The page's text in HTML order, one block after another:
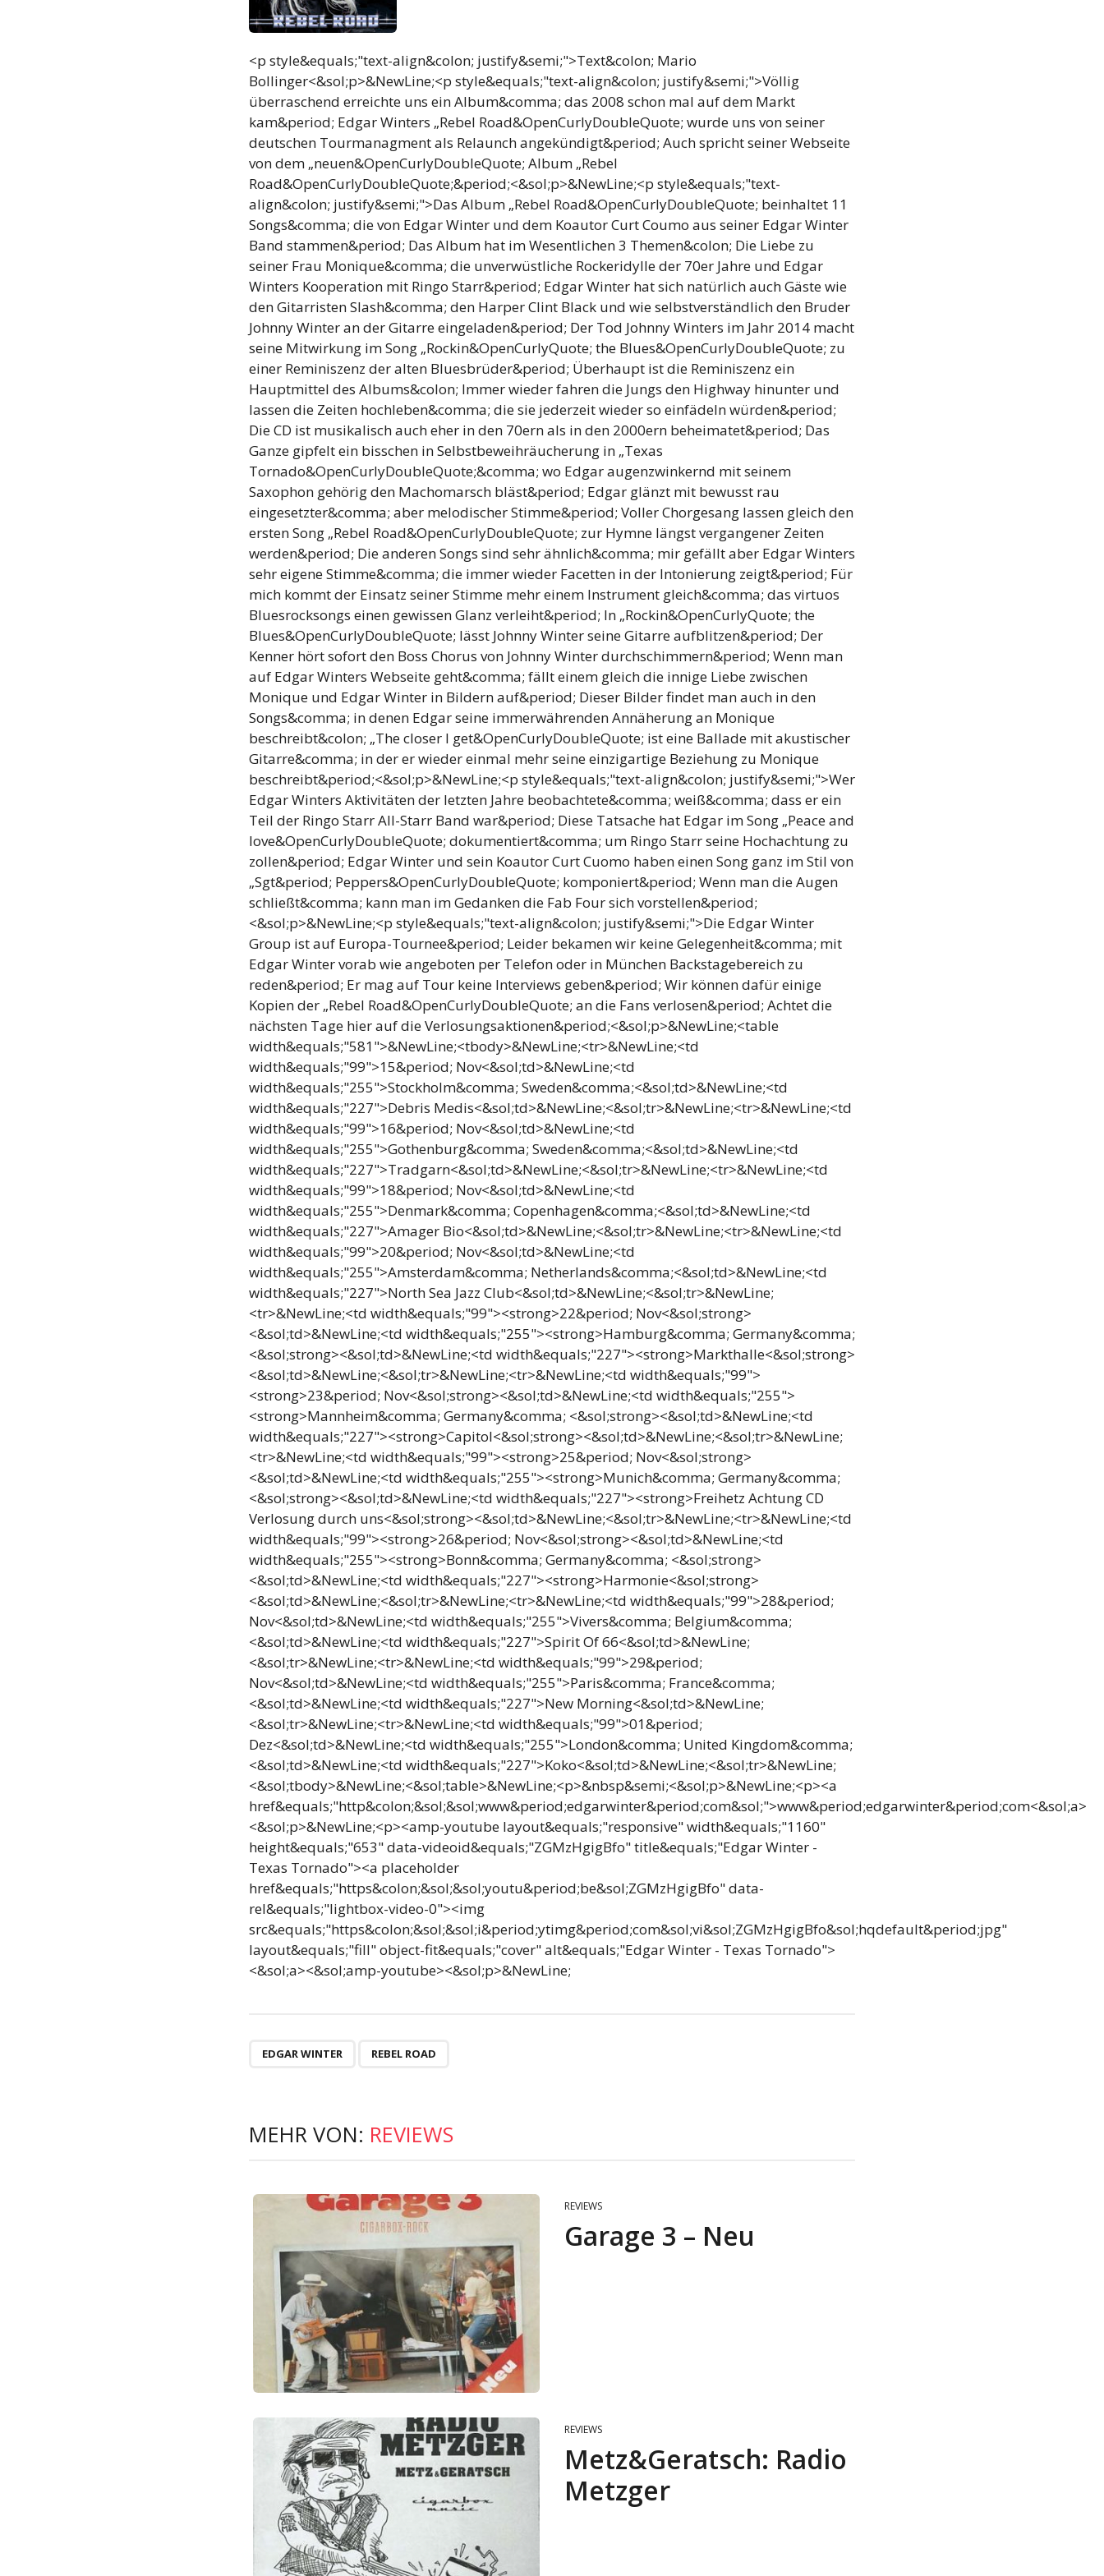
<p style&equals;"text-align&colon; justify&semi;">Text&colon; Mario
Bollinger<&sol;p>&NewLine;<p style&equals;"text-align&colon; justify&semi;">Völlig
überraschend erreichte uns ein Album&comma; das 2008 schon mal auf dem Markt
kam&period; Edgar Winters „Rebel Road&OpenCurlyDoubleQuote; wurde uns von seiner
deutschen Tourmanagment als Relaunch angekündigt&period; Auch spricht seiner Webseite
von dem „neuen&OpenCurlyDoubleQuote; Album „Rebel
Road&OpenCurlyDoubleQuote;&period;<&sol;p>&NewLine;<p style&equals;"text-
align&colon; justify&semi;">Das Album „Rebel Road&OpenCurlyDoubleQuote; beinhaltet 11
Songs&comma; die von Edgar Winter und dem Koautor Curt Coumo aus seiner Edgar Winter
Band stammen&period; Das Album hat im Wesentlichen 3 Themen&colon; Die Liebe zu
seiner Frau Monique&comma; die unverwüstliche Rockeridylle der 70er Jahre und Edgar
Winters Kooperation mit Ringo Starr&period; Edgar Winter hat sich natürlich auch Gäste wie
den Gitarristen Slash&comma; den Harper Clint Black und wie selbstverständlich den Bruder
Johnny Winter an der Gitarre eingeladen&period; Der Tod Johnny Winters im Jahr 2014 macht
seine Mitwirkung im Song „Rockin&OpenCurlyQuote; the Blues&OpenCurlyDoubleQuote; zu
einer Reminiszenz der alten Bluesbrüder&period; Überhaupt ist die Reminiszenz ein
Hauptmittel des Albums&colon; Immer wieder fahren die Jungs den Highway hinunter und
lassen die Zeiten hochleben&comma; die sie jederzeit wieder so einfädeln würden&period;
Die CD ist musikalisch auch eher in den 70ern als in den 2000ern beheimatet&period; Das
Ganze gipfelt ein bisschen in Selbstbeweihräucherung in „Texas
Tornado&OpenCurlyDoubleQuote;&comma; wo Edgar augenzwinkernd mit seinem
Saxophon gehörig den Machomarsch bläst&period; Edgar glänzt mit bewusst rau
eingesetzter&comma; aber melodischer Stimme&period; Voller Chorgesang lassen gleich den
ersten Song „Rebel Road&OpenCurlyDoubleQuote; zur Hymne längst vergangener Zeiten
werden&period; Die anderen Songs sind sehr ähnlich&comma; mir gefällt aber Edgar Winters
sehr eigene Stimme&comma; die immer wieder Facetten in der Intonierung zeigt&period; Für
mich kommt der Einsatz seiner Stimme mehr einem Instrument gleich&comma; das virtuos
Bluesrocksongs einen gewissen Glanz verleiht&period; In „Rockin&OpenCurlyQuote; the
Blues&OpenCurlyDoubleQuote; lässt Johnny Winter seine Gitarre aufblitzen&period; Der
Kenner hört sofort den Boss Chorus von Johnny Winter durchschimmern&period; Wenn man
auf Edgar Winters Webseite geht&comma; fällt einem gleich die innige Liebe zwischen
Monique und Edgar Winter in Bildern auf&period; Dieser Bilder findet man auch in den
Songs&comma; in denen Edgar seine immerwährenden Annäherung an Monique
beschreibt&colon; „The closer I get&OpenCurlyDoubleQuote; ist eine Ballade mit akustischer
Gitarre&comma; in der er wieder einmal mehr seine einzigartige Beziehung zu Monique
beschreibt&period;<&sol;p>&NewLine;<p style&equals;"text-align&colon; justify&semi;">Wer
Edgar Winters Aktivitäten der letzten Jahre beobachtete&comma; weiß&comma; dass er ein
Teil der Ringo Starr All-Starr Band war&period; Diese Tatsache hat Edgar im Song „Peace and
love&OpenCurlyDoubleQuote; dokumentiert&comma; um Ringo Starr seine Hochachtung zu
zollen&period; Edgar Winter und sein Koautor Curt Cuomo haben einen Song ganz im Stil von
„Sgt&period; Peppers&OpenCurlyDoubleQuote; komponiert&period; Wenn man die Augen
schließt&comma; kann man im Gedanken die Fab Four sich vorstellen&period;
<&sol;p>&NewLine;<p style&equals;"text-align&colon; justify&semi;">Die Edgar Winter
Group ist auf Europa-Tournee&period; Leider bekamen wir keine Gelegenheit&comma; mit
Edgar Winter vorab wie angeboten per Telefon oder in München Backstagebereich zu
reden&period; Er mag auf Tour keine Interviews geben&period; Wir können dafür einige
Kopien der „Rebel Road&OpenCurlyDoubleQuote; an die Fans verlosen&period; Achtet die
nächsten Tage hier auf die Verlosungsaktionen&period;<&sol;p>&NewLine;<table
width&equals;"581">&NewLine;<tbody>&NewLine;<tr>&NewLine;<td
width&equals;"99">15&period; Nov<&sol;td>&NewLine;<td
width&equals;"255">Stockholm&comma; Sweden&comma;<&sol;td>&NewLine;<td
width&equals;"227">Debris Medis<&sol;td>&NewLine;<&sol;tr>&NewLine;<tr>&NewLine;<td
width&equals;"99">16&period; Nov<&sol;td>&NewLine;<td
width&equals;"255">Gothenburg&comma; Sweden&comma;<&sol;td>&NewLine;<td
width&equals;"227">Tradgarn<&sol;td>&NewLine;<&sol;tr>&NewLine;<tr>&NewLine;<td
width&equals;"99">18&period; Nov<&sol;td>&NewLine;<td
width&equals;"255">Denmark&comma; Copenhagen&comma;<&sol;td>&NewLine;<td
width&equals;"227">Amager Bio<&sol;td>&NewLine;<&sol;tr>&NewLine;<tr>&NewLine;<td
width&equals;"99">20&period; Nov<&sol;td>&NewLine;<td
width&equals;"255">Amsterdam&comma; Netherlands&comma;<&sol;td>&NewLine;<td
width&equals;"227">North Sea Jazz Club<&sol;td>&NewLine;<&sol;tr>&NewLine;
<tr>&NewLine;<td width&equals;"99"><strong>22&period; Nov<&sol;strong>
<&sol;td>&NewLine;<td width&equals;"255"><strong>Hamburg&comma; Germany&comma;
<&sol;strong><&sol;td>&NewLine;<td width&equals;"227"><strong>Markthalle<&sol;strong>
<&sol;td>&NewLine;<&sol;tr>&NewLine;<tr>&NewLine;<td width&equals;"99">
<strong>23&period; Nov<&sol;strong><&sol;td>&NewLine;<td width&equals;"255">
<strong>Mannheim&comma; Germany&comma; <&sol;strong><&sol;td>&NewLine;<td
width&equals;"227"><strong>Capitol<&sol;strong><&sol;td>&NewLine;<&sol;tr>&NewLine;
<tr>&NewLine;<td width&equals;"99"><strong>25&period; Nov<&sol;strong>
<&sol;td>&NewLine;<td width&equals;"255"><strong>Munich&comma; Germany&comma;
<&sol;strong><&sol;td>&NewLine;<td width&equals;"227"><strong>Freihetz Achtung CD
Verlosung durch uns<&sol;strong><&sol;td>&NewLine;<&sol;tr>&NewLine;<tr>&NewLine;<td
width&equals;"99"><strong>26&period; Nov<&sol;strong><&sol;td>&NewLine;<td
width&equals;"255"><strong>Bonn&comma; Germany&comma; <&sol;strong>
<&sol;td>&NewLine;<td width&equals;"227"><strong>Harmonie<&sol;strong>
<&sol;td>&NewLine;<&sol;tr>&NewLine;<tr>&NewLine;<td width&equals;"99">28&period;
Nov<&sol;td>&NewLine;<td width&equals;"255">Vivers&comma; Belgium&comma;
<&sol;td>&NewLine;<td width&equals;"227">Spirit Of 66<&sol;td>&NewLine;
<&sol;tr>&NewLine;<tr>&NewLine;<td width&equals;"99">29&period;
Nov<&sol;td>&NewLine;<td width&equals;"255">Paris&comma; France&comma;
<&sol;td>&NewLine;<td width&equals;"227">New Morning<&sol;td>&NewLine;
<&sol;tr>&NewLine;<tr>&NewLine;<td width&equals;"99">01&period;
Dez<&sol;td>&NewLine;<td width&equals;"255">London&comma; United Kingdom&comma;
<&sol;td>&NewLine;<td width&equals;"227">Koko<&sol;td>&NewLine;<&sol;tr>&NewLine;
<&sol;tbody>&NewLine;<&sol;table>&NewLine;<p>&nbsp&semi;<&sol;p>&NewLine;<p><a
href&equals;"http&colon;&sol;&sol;www&period;edgarwinter&period;com&sol;">www&period;edgarwinter&period;com<&sol;a>
<&sol;p>&NewLine;<p><amp-youtube layout&equals;"responsive" width&equals;"1160"
height&equals;"653" data-videoid&equals;"ZGMzHgigBfo" title&equals;"Edgar Winter -
Texas Tornado"><a placeholder
href&equals;"https&colon;&sol;&sol;youtu&period;be&sol;ZGMzHgigBfo" data-
rel&equals;"lightbox-video-0"><img
src&equals;"https&colon;&sol;&sol;i&period;ytimg&period;com&sol;vi&sol;ZGMzHgigBfo&sol;hqdefault&period;jpg"
layout&equals;"fill" object-fit&equals;"cover" alt&equals;"Edgar Winter - Texas Tornado">
<&sol;a><&sol;amp-youtube><&sol;p>&NewLine;
EDGAR WINTER REBEL ROAD
MEHR VON: REVIEWS
REVIEWS
Garage 3 – Neu
REVIEWS
Metz&Geratsch: Radio
Metzger